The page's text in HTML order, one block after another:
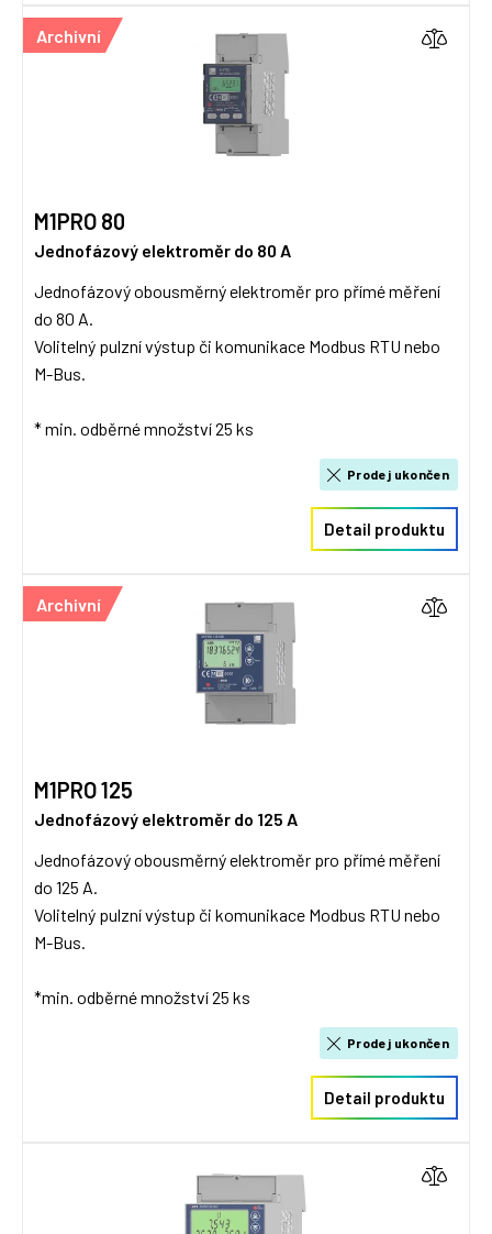
M1PRO 80
Jednofázový elektroměr do 80 A
Jednofázový obousměrný elektroměr pro přímé měření
do 80 A.
Volitelný pulzní výstup či komunikace Modbus RTU nebo
M-Bus.
* min. odběrné množství 25 ks
Archivní
Prodej ukončen
Detail produktu
M1PRO 125
Jednofázový elektroměr do 125 A
Jednofázový obousměrný elektroměr pro přímé měření
do 125 A.
Volitelný pulzní výstup či komunikace Modbus RTU nebo
M-Bus.
*min. odběrné množství 25 ks
Archivní
Prodej ukončen
Detail produktu